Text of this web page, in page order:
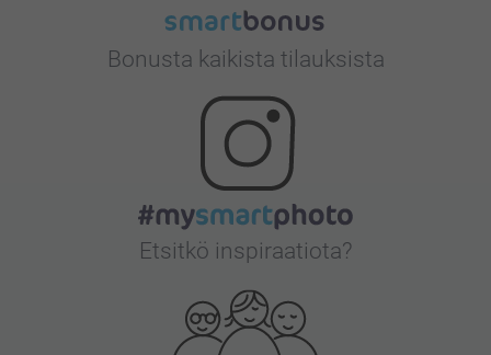
Bonusta kaikista tilauksista
Etsitkö inspiraatiota?